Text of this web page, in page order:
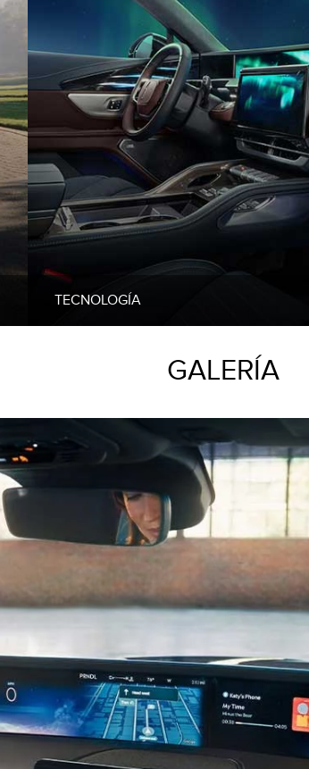
TECNOLOGÍA
GALERÍA